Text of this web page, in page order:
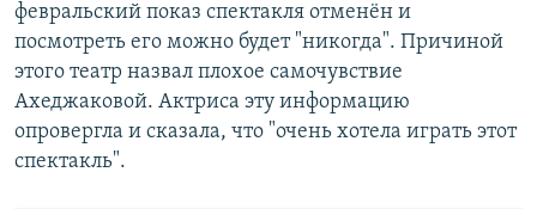
февральский показ спектакля отменён и
посмотреть его можно будет "никогда". Причиной
этого театр назвал плохое самочувствие
Ахеджаковой. Актриса эту информацию
опровергла и сказала, что "очень хотела играть этот
спектакль".